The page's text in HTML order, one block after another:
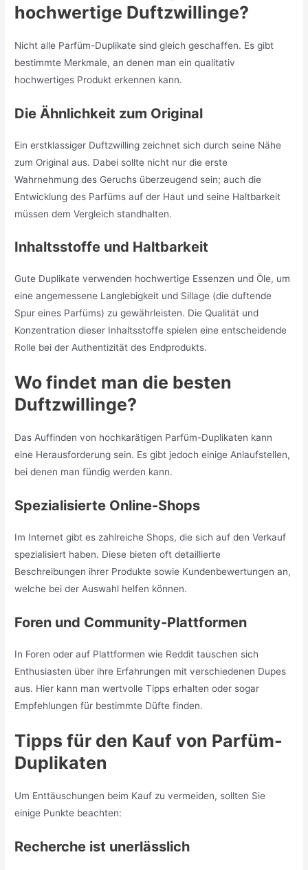
hochwertige Duftzwillinge?
Nicht alle Parfüm-Duplikate sind gleich geschaffen. Es gibt
bestimmte Merkmale, an denen man ein qualitativ
hochwertiges Produkt erkennen kann.
Die Ähnlichkeit zum Original
Ein erstklassiger Duftzwilling zeichnet sich durch seine Nähe
zum Original aus. Dabei sollte nicht nur die erste
Wahrnehmung des Geruchs überzeugend sein; auch die
Entwicklung des Parfüms auf der Haut und seine Haltbarkeit
müssen dem Vergleich standhalten.
Inhaltsstoffe und Haltbarkeit
Gute Duplikate verwenden hochwertige Essenzen und Öle, um
eine angemessene Langlebigkeit und Sillage (die duftende
Spur eines Parfüms) zu gewährleisten. Die Qualität und
Konzentration dieser Inhaltsstoffe spielen eine entscheidende
Rolle bei der Authentizität des Endprodukts.
Wo findet man die besten
Duftzwillinge?
Das Auffinden von hochkarätigen Parfüm-Duplikaten kann
eine Herausforderung sein. Es gibt jedoch einige Anlaufstellen,
bei denen man fündig werden kann.
Spezialisierte Online-Shops
Im Internet gibt es zahlreiche Shops, die sich auf den Verkauf
spezialisiert haben. Diese bieten oft detaillierte
Beschreibungen ihrer Produkte sowie Kundenbewertungen an,
welche bei der Auswahl helfen können.
Foren und Community-Plattformen
In Foren oder auf Plattformen wie Reddit tauschen sich
Enthusiasten über ihre Erfahrungen mit verschiedenen Dupes
aus. Hier kann man wertvolle Tipps erhalten oder sogar
Empfehlungen für bestimmte Düfte finden.
Tipps für den Kauf von Parfüm-
Duplikaten
Um Enttäuschungen beim Kauf zu vermeiden, sollten Sie
einige Punkte beachten:
Recherche ist unerlässlich